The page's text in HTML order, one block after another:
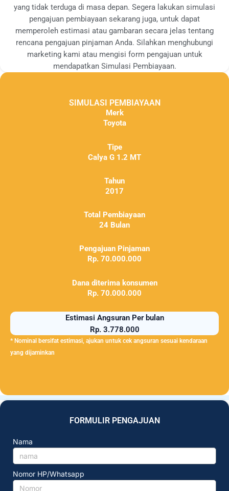
yang tidak terduga di masa depan. Segera lakukan simulasi
pengajuan pembiayaan sekarang juga, untuk dapat
memperoleh estimasi atau gambaran secara jelas tentang
rencana pengajuan pinjaman Anda. Silahkan menghubungi
marketing kami atau mengisi form pengajuan untuk
mendapatkan Simulasi Pembiayaan.
SIMULASI PEMBIAYAAN
Merk
Toyota
Tipe
Calya G 1.2 MT
Tahun
2017
Total Pembiayaan
24 Bulan
Pengajuan Pinjaman
Rp. 70.000.000
Dana diterima konsumen
Rp. 70.000.000
Estimasi Angsuran Per bulan
Rp. 3.778.000
* Nominal bersifat estimasi, ajukan untuk cek angsuran sesuai kendaraan
yang dijaminkan
FORMULIR PENGAJUAN
Nama
Nomor HP/Whatsapp